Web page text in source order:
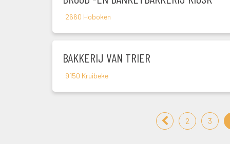
2660 Hoboken
BAKKERIJ VAN TRIER
9150 Kruibeke
2 3